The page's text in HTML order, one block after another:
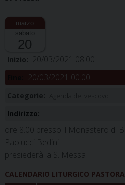
sabato
20
Inizio: 20/03/2021 08:00
20/03/2021 00:00
Categorie:
Indirizzo:
ore 8.00 presso il Monastero di
Paolucci Bedini
presiederà la S. Messa
CALENDARIO LITURGICO